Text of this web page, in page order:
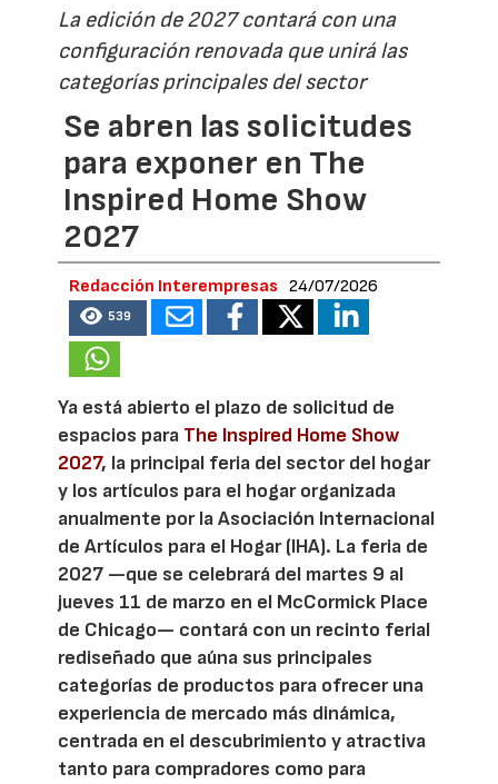
La edición de 2027 contará con una
configuración renovada que unirá las
categorías principales del sector
Se abren las solicitudes
para exponer en The
Inspired Home Show
2027
Redacción Interempresas 24/07/2026
539
Ya está abierto el plazo de solicitud de
espacios para The Inspired Home Show
2027, la principal feria del sector del hogar
y los artículos para el hogar organizada
anualmente por la Asociación Internacional
de Artículos para el Hogar (IHA). La feria de
2027 —que se celebrará del martes 9 al
jueves 11 de marzo en el McCormick Place
de Chicago— contará con un recinto ferial
rediseñado que aúna sus principales
categorías de productos para ofrecer una
experiencia de mercado más dinámica,
centrada en el descubrimiento y atractiva
tanto para compradores como para